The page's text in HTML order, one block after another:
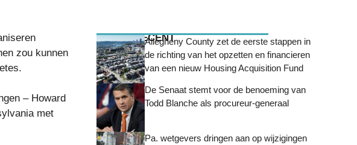
zou kunnen
– Howard
met
MEEST RECENTAllegheny County zet de eerste stappen in
de richting van het opzetten en financieren
van een nieuw Housing Acquisition Fund
De Senaat stemt voor de benoeming van
Todd Blanche als procureur-generaal
Pa. wetgevers dringen aan op wijzigingen